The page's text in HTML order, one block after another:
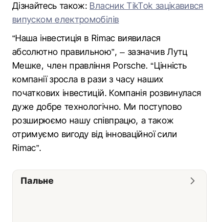
Дізнайтесь також: Власник TikTok зацікавився
випуском електромобілів
“Наша інвестиція в Rimac виявилася
абсолютно правильною”, – зазначив Лутц
Мешке, член правління Porsche. “Цінність
компанії зросла в рази з часу наших
початкових інвестицій. Компанія розвинулася
дуже добре технологічно. Ми поступово
розширюємо нашу співпрацю, а також
отримуємо вигоду від інноваційної сили
Rimac”.
Пальне